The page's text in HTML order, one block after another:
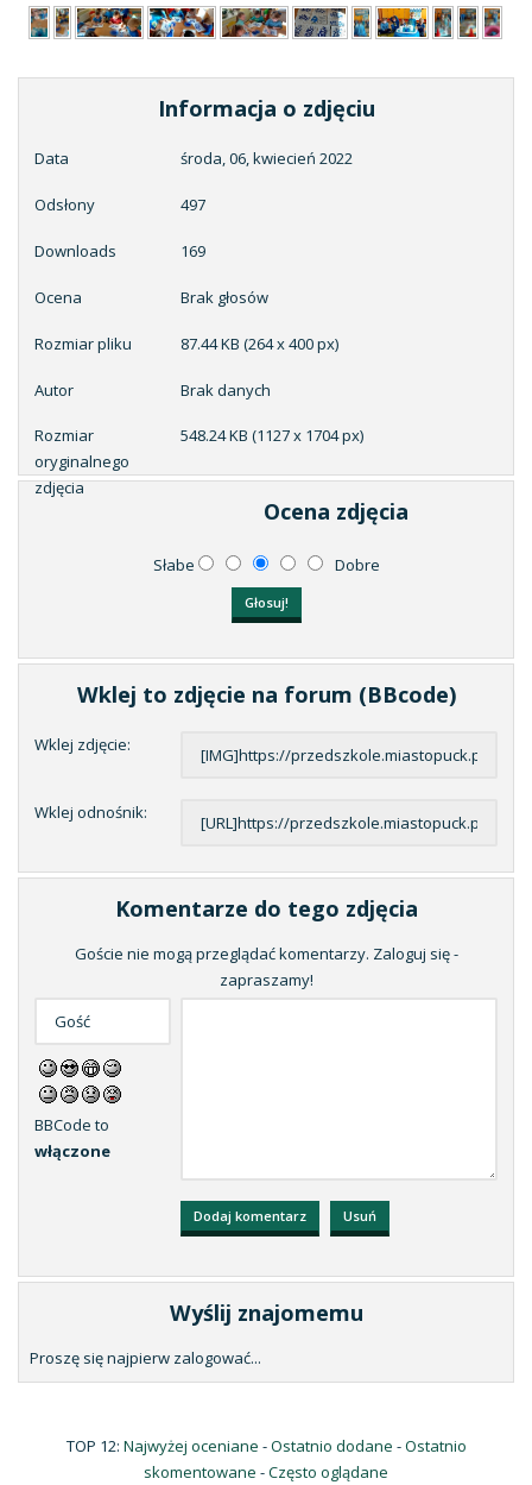
Informacja o zdjęciu
Data środa, 06, kwiecień 2022
Odsłony 497
Downloads 169
Ocena Brak głosów
Rozmiar pliku 87.44 KB (264 x 400 px)
Autor Brak danych
Rozmiar
oryginalnego
zdjęcia
548.24 KB (1127 x 1704 px)
Ocena zdjęcia
Słabe Dobre
Wklej to zdjęcie na forum (BBcode)
Wklej zdjęcie:
Wklej odnośnik:
Komentarze do tego zdjęcia
Goście nie mogą przeglądać komentarzy. Zaloguj się -
zapraszamy!
BBCode to
włączone
Wyślij znajomemu
Proszę się najpierw zalogować...
TOP 12: Najwyżej oceniane -Ostatnio dodane -Ostatnio
skomentowane -Często oglądane